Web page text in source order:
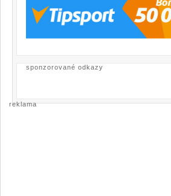
sponzorované odkazy
reklama